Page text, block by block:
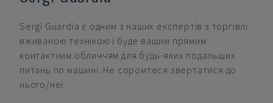
Sergi Guardia є одним з наших експертів з торгівлі
вживаною технікою і буде вашим прямим
контактним обличчям для будь-яких подальших
питань по машині. Не соромтеся звертатися до
нього/неї.